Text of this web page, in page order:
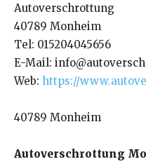
Autoverschrottung
40789 Monheim
Tel: 015204045656
E-Mail:
Web: https://
40789 Monheim
Autoverschrottung